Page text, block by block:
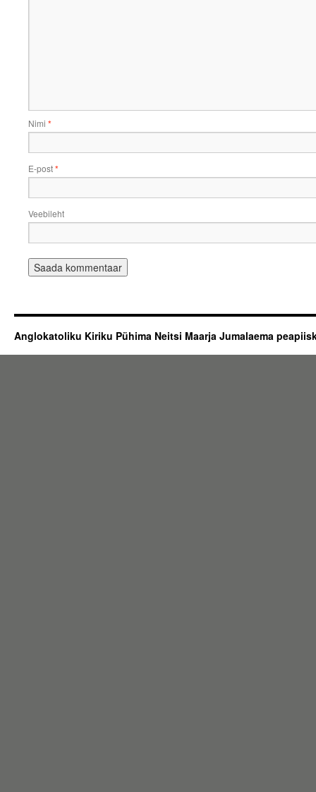
Nimi *
E-post*
Veebileht
Anglokatoliku Kiriku Pühima Neitsi Maarja Jumalaema